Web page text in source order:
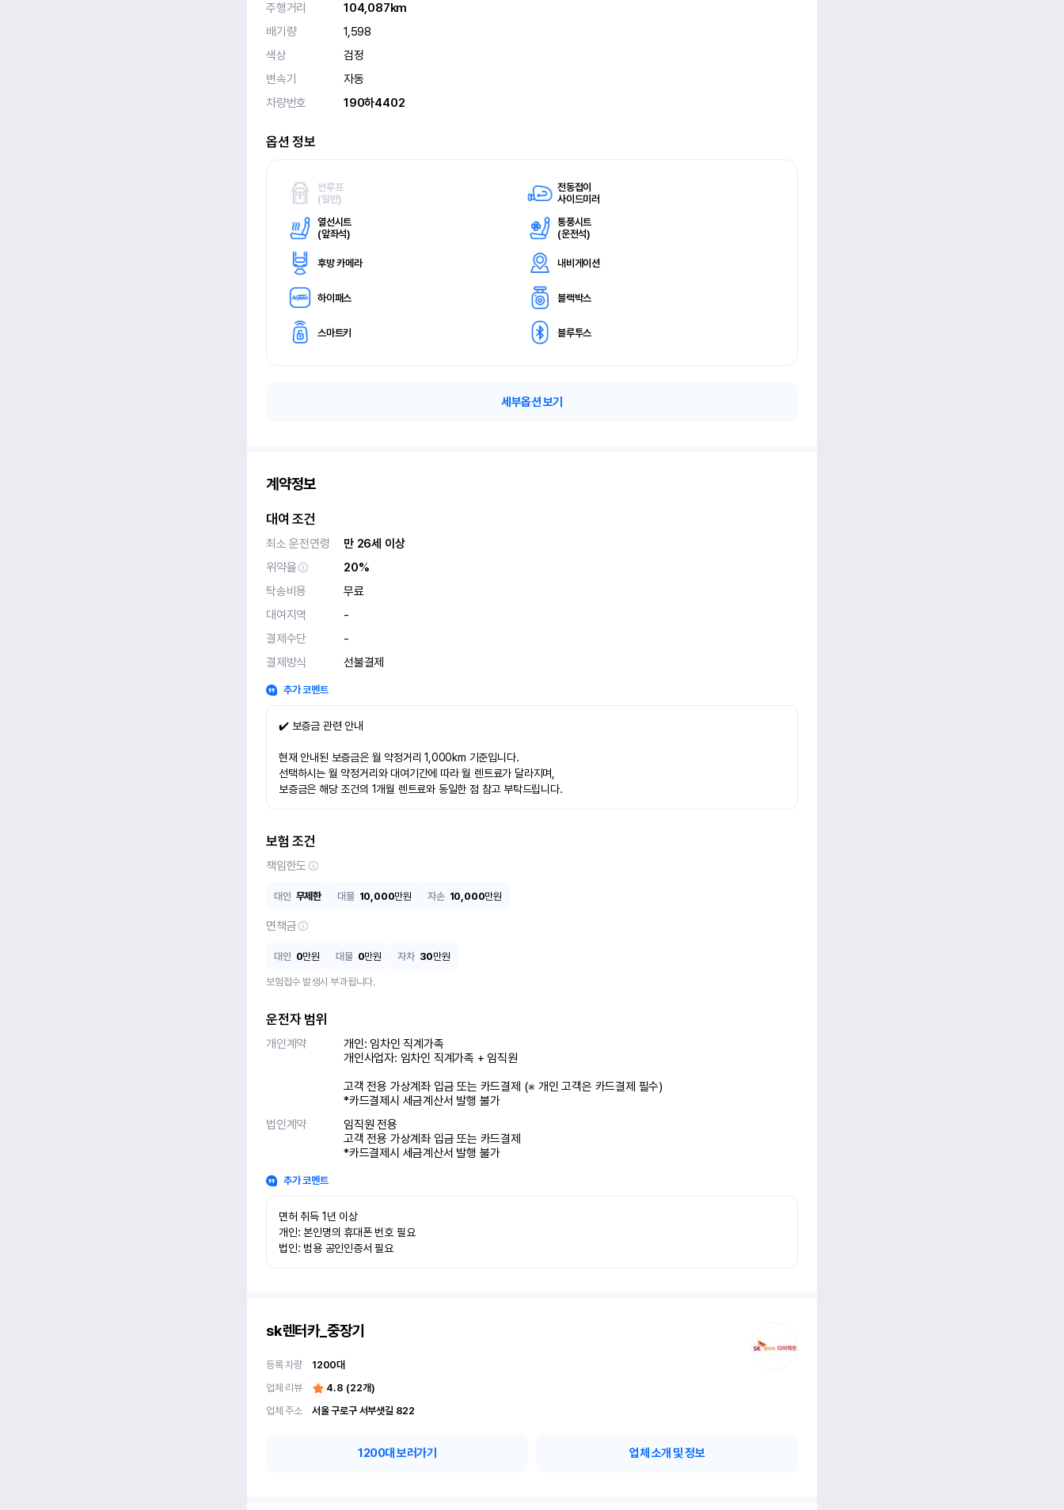
주행거리
104,087km
배기량
1,598
색상
검정
변속기
자동
차량번호
190하4402
옵션 정보
썬루프
(일반)
전동접이
사이드미러
열선시트
(앞좌석)
통풍시트
(운전석)
후방 카메라 내비게이션
하이패스 블랙박스
스마트키 블루투스
세부옵션 보기
계약정보
대여 조건
최소 운전연령
만 26세 이상
위약율
20%
탁송비용
무료
대여지역
-
결제수단
-
결제방식
선불결제
추가 코멘트
✔️ 보증금 관련 안내
현재 안내된 보증금은 월 약정거리 1,000km 기준입니다.
선택하시는 월 약정거리와 대여기간에 따라 월 렌트료가 달라지며,
보증금은 해당 조건의 1개월 렌트료와 동일한 점 참고 부탁드립니다.
보험 조건
책임한도
대인 무제한 대물 10,000만원 자손 10,000만원
면책금
대인 0만원 대물 0만원 자차 30만원
보험접수 발생시 부과됩니다.
운전자 범위
개인계약
개인: 임차인 직계가족
개인사업자: 임차인 직계가족 + 임직원
고객 전용 가상계좌 입금 또는 카드결제 (※ 개인 고객은 카드결제 필수)
*카드결제시 세금계산서 발행 불가
법인계약
임직원 전용
고객 전용 가상계좌 입금 또는 카드결제
*카드결제시 세금계산서 발행 불가
추가 코멘트
면허 취득 1년 이상
개인: 본인명의 휴대폰 번호 필요
법인: 범용 공인인증서 필요
sk렌터카_중장기
등록 차량 1200대
업체 리뷰
4.8 (22개)
업체 주소
서울 구로구 서부샛길 822
1200대 보러가기 업체 소개 및 정보